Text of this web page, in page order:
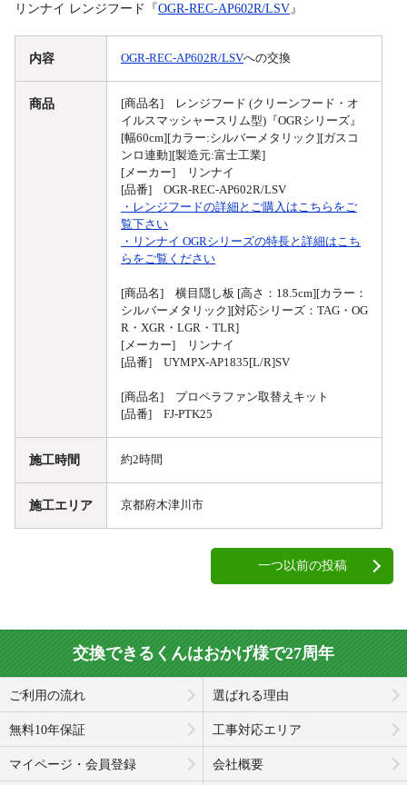
リンナイ レンジフード『OGR-REC-AP602R/LSV 』
内容 OGR-REC-AP602R/LSVへの交換
商品
[商品名] レンジフード (クリーンフード・オ
イルスマッシャースリム型)『OGRシリーズ』
[幅60cm][カラー:シルバーメタリック][ガスコ
ンロ連動][製造元:富士工業]
[メーカー] リンナイ
[品番] OGR-REC-AP602R/LSV
・レンジフードの詳細とご購入はこちらをご
覧下さい
・リンナイ OGRシリーズの特長と詳細はこち
らをご覧ください
[商品名] 横目隠し板 [高さ：18.5cm][カラー：
シルバーメタリック][対応シリーズ：TAG・OG
R・XGR・LGR・TLR]
[メーカー] リンナイ
[品番] UYMPX-AP1835[L/R]SV
[商品名] プロペラファン取替えキット
[品番] FJ-PTK25
施工時間 約2時間
施工エリア 京都府木津川市
一つ以前の投稿
交換できるくんはおかげ様で27周年
ご利用の流れ 選ばれる理由
無料10年保証 工事対応エリア
マイページ・会員登録 会社概要